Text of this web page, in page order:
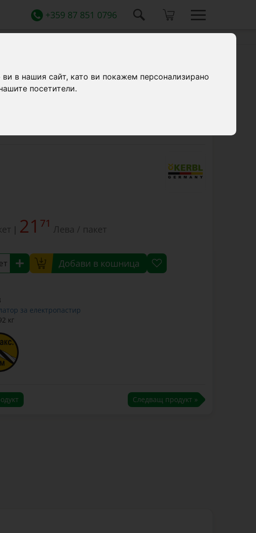
в нашия сайт, като ви покажем персонализирано
посетители.
+359 87 851 0796
ограда, Ø8 мм, 25 бр.
| 21 71 Лева / пакет
Добави в кошница
за електропастир
кг
Следващ продукт »